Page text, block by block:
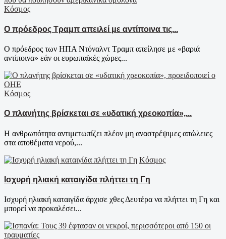
Κόσμος
Ο πρόεδρος Τραμπ απειλεί με αντίποινα τις...
Ο πρόεδρος των ΗΠΑ Ντόναλντ Τραμπ απείλησε με «βαριά
αντίποινα» εάν οι ευρωπαϊκές χώρες...
Κόσμος
Ο πλανήτης βρίσκεται σε «υδατική χρεοκοπία»,...
Η ανθρωπότητα αντιμετωπίζει πλέον μη αναστρέψιμες απώλειες
στα αποθέματα νερού,...
Κόσμος
Ισχυρή ηλιακή καταιγίδα πλήττει τη Γη
Ισχυρή ηλιακή καταιγίδα άρχισε χθες Δευτέρα να πλήττει τη Γη και
μπορεί να προκαλέσει...